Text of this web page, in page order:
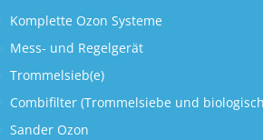
Komplette Ozon Systeme
Mess- und Regelgerät
Trommelsieb(e)
Combifilter (Trommelsiebe und
Sander Ozon